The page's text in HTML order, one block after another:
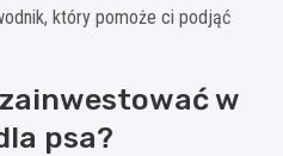
który pomoże ci podjąć
w
psa?